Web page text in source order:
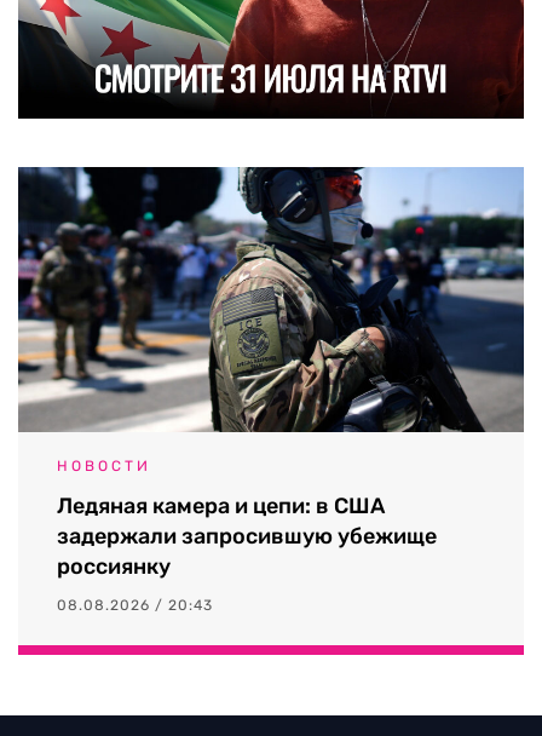
НОВОСТИ
Ледяная камера и цепи: в США
задержали запросившую убежище
россиянку
08.08.2026 / 20:43